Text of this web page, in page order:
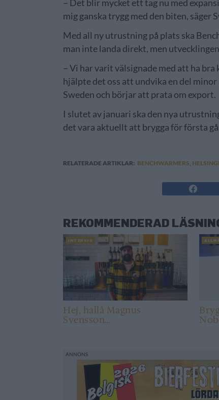
– Det blir mycket ett tag nu med
mig ganska trygg med den biten, säger
Med all ny utrustning på plats ska
man inte landa direkt, men
– Vi har varit välsignade med att ha
hjälpte det oss att undvika en del
Sweden och börjar att prata om export.
I slutet av januari ska den nya
det vara aktuellt att brygga för första
RELATERADE ARTIKLAR: BENCHWARMERS
REKOMMENDERAD
INTERVJU
Hej, hallå Magnus
Svensson…